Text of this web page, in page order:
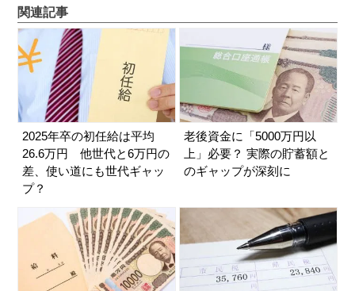
関連記事
2025年卒の初任給は平均
26.6万円 他世代と6万円の
差、使い道にも世代ギャッ
プ？
老後資金に「5000万円以
上」必要？ 実際の貯蓄額と
のギャップが深刻に